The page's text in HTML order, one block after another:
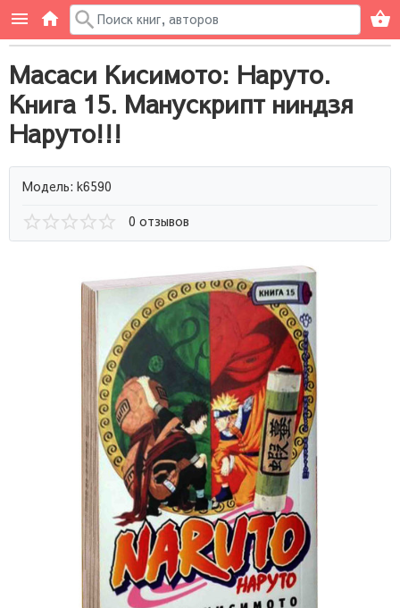
Масаси Кисимото: Наруто.
Книга 15. Манускрипт ниндзя
Наруто!!!
Модель: k6590
0 отзывов